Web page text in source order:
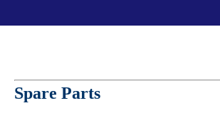
Spare Parts